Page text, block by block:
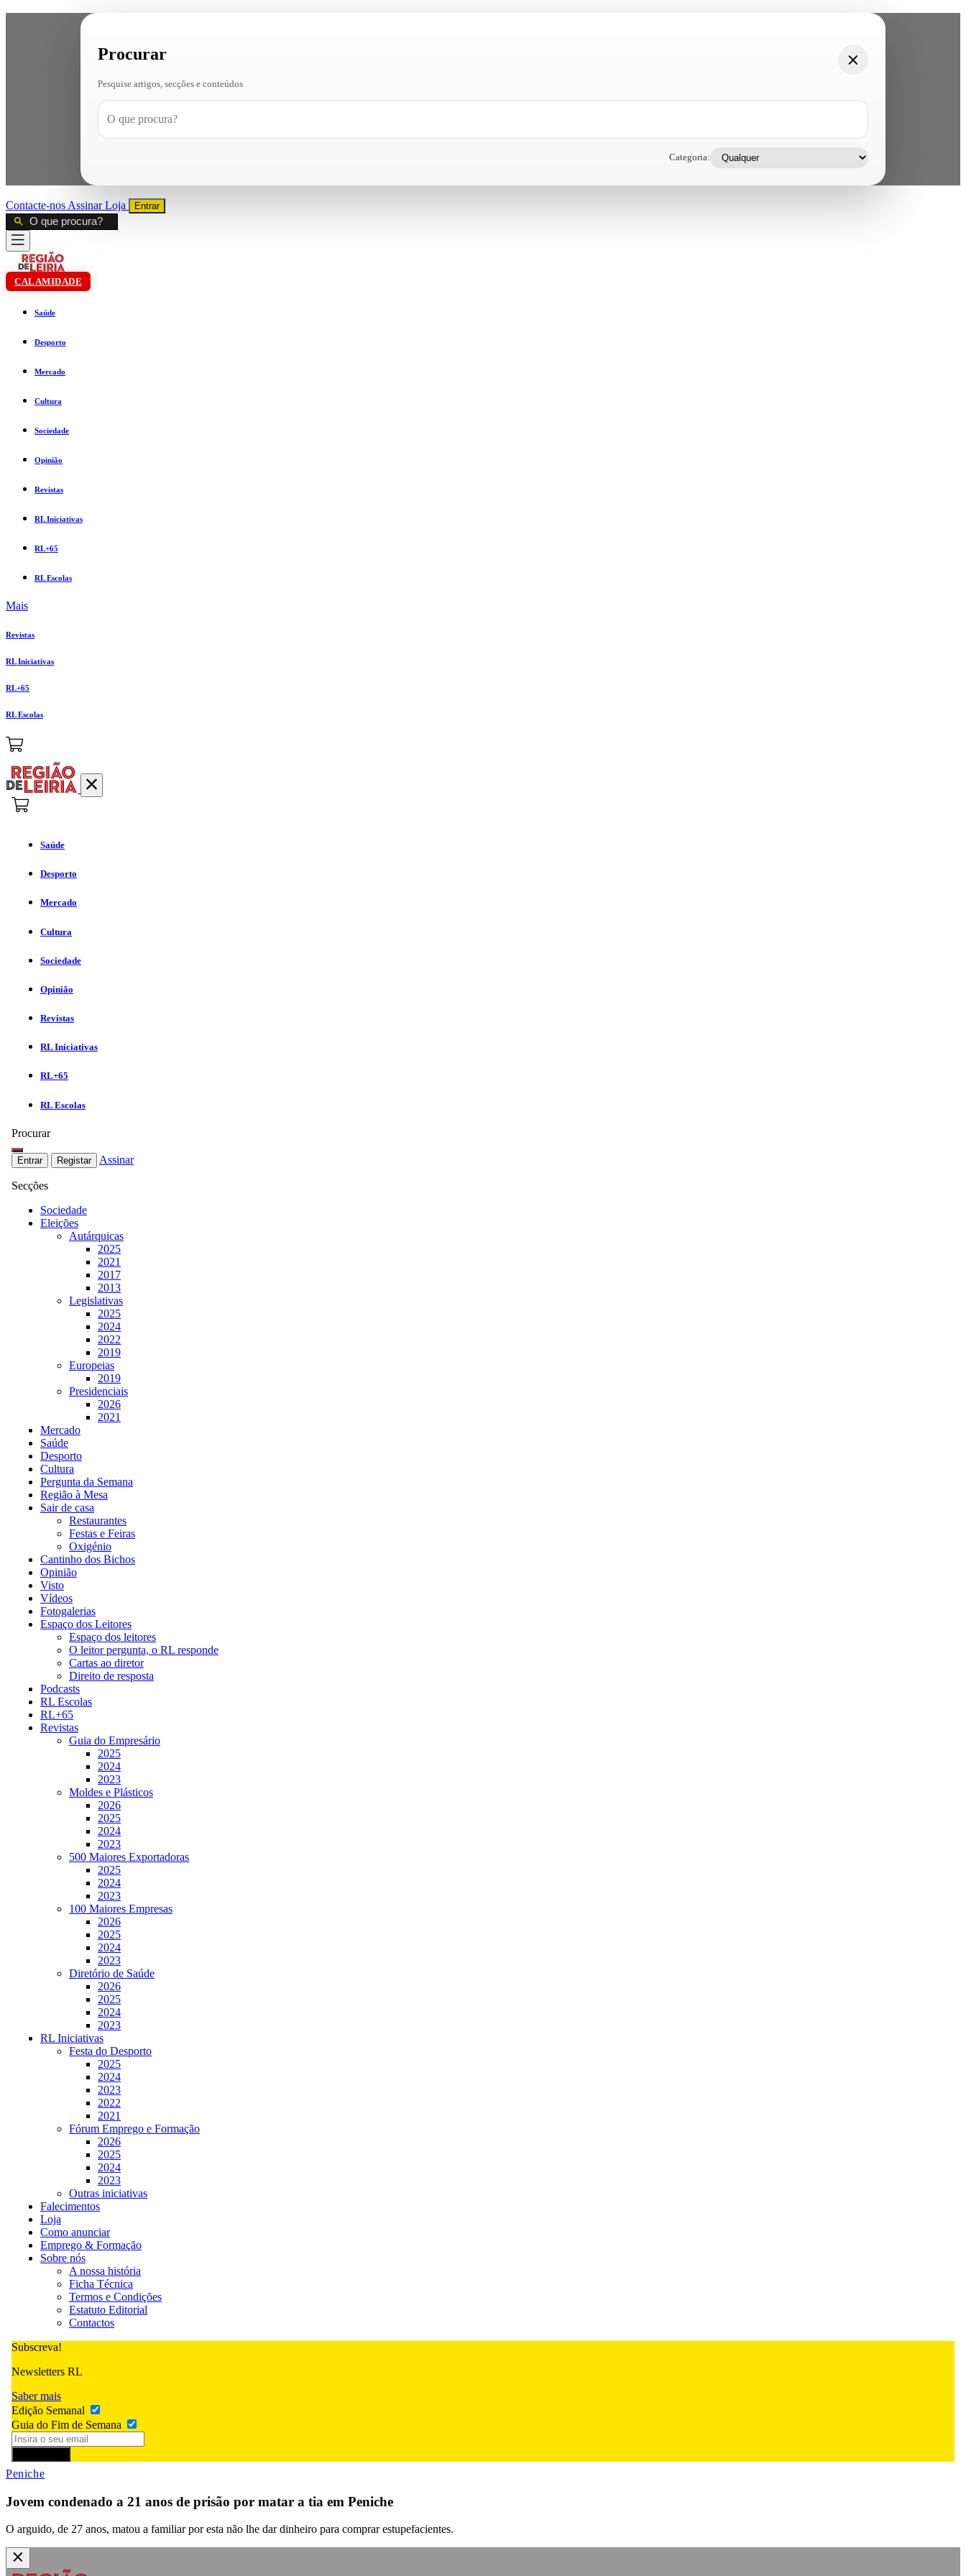
Procurar
Pesquise artigos, secções e conteúdos
Categoria:
Contacte-nos AssinarLoja Entrar
CALAMIDADE
Saúde
Desporto
Mercado
Cultura
Sociedade
Opinião
Revistas
RL Iniciativas
RL+65
RL Escolas
Mais
Revistas
RL Iniciativas
RL+65
RL Escolas
Saúde
Desporto
Mercado
Cultura
Sociedade
Opinião
Revistas
RL Iniciativas
RL+65
RL Escolas
Procurar
Entrar Registar Assinar
Secções
Sociedade
Eleições
Autárquicas
2025
2021
2017
2013
Legislativas
2025
2024
2022
2019
Europeias
2019
Presidenciais
2026
2021
Mercado
Saúde
Desporto
Cultura
Pergunta da Semana
Região à Mesa
Sair de casa
Restaurantes
Festas e Feiras
Oxigénio
Cantinho dos Bichos
Opinião
Visto
Vídeos
Fotogalerias
Espaço dos Leitores
Espaço dos leitores
O leitor pergunta, o RL responde
Cartas ao diretor
Direito de resposta
Podcasts
RL Escolas
RL+65
Revistas
Guia do Empresário
2025
2024
2023
Moldes e Plásticos
2026
2025
2024
2023
500 Maiores Exportadoras
2025
2024
2023
100 Maiores Empresas
2026
2025
2024
2023
Diretório de Saúde
2026
2025
2024
2023
RL Iniciativas
Festa do Desporto
2025
2024
2023
2022
2021
Fórum Emprego e Formação
2026
2025
2024
2023
Outras iniciativas
Falecimentos
Loja
Como anunciar
Emprego & Formação
Sobre nós
A nossa história
Ficha Técnica
Termos e Condições
Estatuto Editorial
Contactos
Subscreva!
Newsletters RL
Saber mais
Edição Semanal
Guia do Fim de Semana
Peniche
Jovem condenado a 21 anos de prisão por matar a tia em Peniche
O arguido, de 27 anos, matou a familiar por esta não lhe dar dinheiro para comprar estupefacientes.